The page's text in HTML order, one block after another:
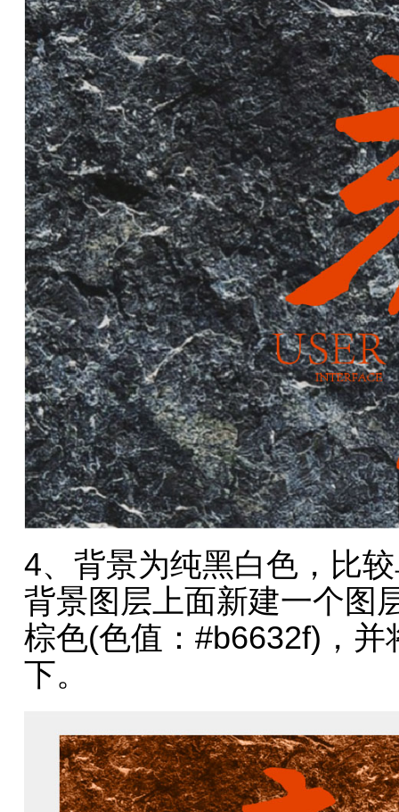
4、背景为纯黑白色，比
背景图层上面新建一个图
棕色(色值：#b6632f)，并
下。